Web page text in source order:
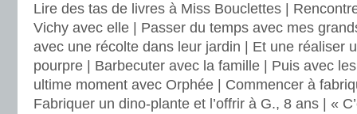
Lire des tas de livres à Miss Bouclettes |
Vichy avec elle | Passer du temps avec mes
avec une récolte dans leur jardin | Et une réaliser
pourpre | Barbecuter avec la famille | Puis avec
ultime moment avec Orphée | Commencer à
Fabriquer un dino-plante et l’offrir à G., 8 ans | «